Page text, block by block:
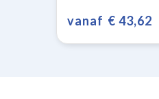
vanaf € 43,62